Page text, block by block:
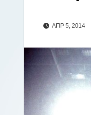
ΑΠΡ 5, 2014